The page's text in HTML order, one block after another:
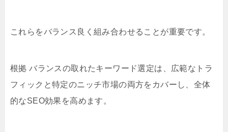
これらをバランス良く組み合わせることが重要です。
根拠 バランスの取れたキーワード選定は、広範なトラ
フィックと特定のニッチ市場の両方をカバーし、全体
的なSEO効果を高めます。